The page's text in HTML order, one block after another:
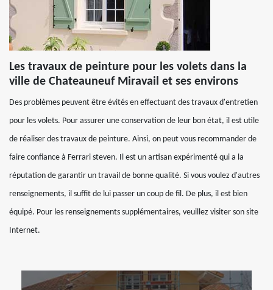
Les travaux de peinture pour les volets dans la
ville de Chateauneuf Miravail et ses environs
Des problèmes peuvent être évités en effectuant des travaux d'entretien
pour les volets. Pour assurer une conservation de leur bon état, il est utile
de réaliser des travaux de peinture. Ainsi, on peut vous recommander de
faire confiance à Ferrari steven. Il est un artisan expérimenté qui a la
réputation de garantir un travail de bonne qualité. Si vous voulez d'autres
renseignements, il suffit de lui passer un coup de fil. De plus, il est bien
équipé. Pour les renseignements supplémentaires, veuillez visiter son site
Internet.